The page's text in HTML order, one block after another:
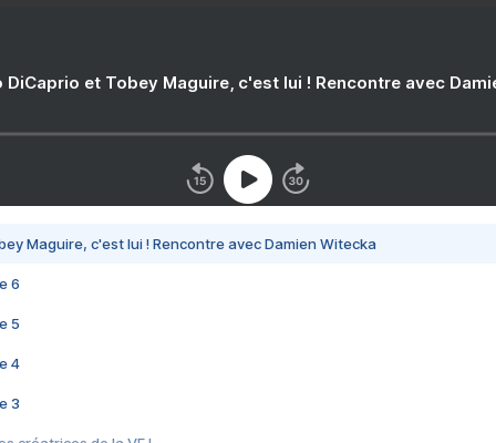
DiCaprio et Tobey Maguire, c'est lui ! Rencontre avec
Maguire, c'est lui ! Rencontre avec Damien Witecka
6
5
4
3